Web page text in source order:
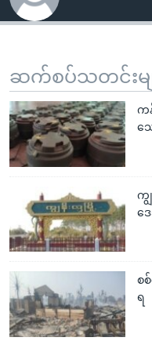
ဆက်စပ်သတင်းမျ
က
သ
က
ဒ
စ
ရ